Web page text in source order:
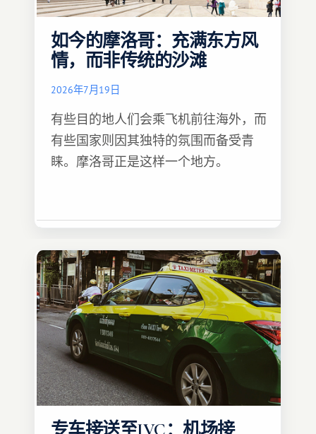
如今的摩洛哥：充满东方风
情，而非传统的沙滩
2026年7月19日
有些目的地人们会乘飞机前往海外，而
有些国家则因其独特的氛围而备受青
睐。摩洛哥正是这样一个地方。
专车接送至IVC：机场接